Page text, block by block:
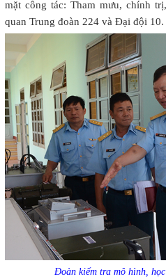
mặt công tác: Tham mưu, chính
quan Trung đoàn 224 và Đại đội 10.
Đoàn kiểm tra mô hình,